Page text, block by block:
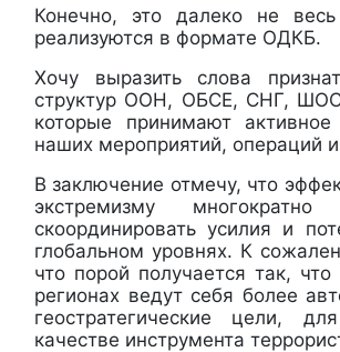
Конечно, это далеко не
реализуются в формате ОДКБ.
Хочу выразить слова
структур ООН, ОБСЕ, СНГ, ШОС
которые принимают
наших мероприятий, операций
В заключение отмечу, что
экстремизму
скоординировать усилия и
глобальном уровнях. К
что порой получается так,
регионах ведут себя более
геостратегические цели,
качестве инструмента